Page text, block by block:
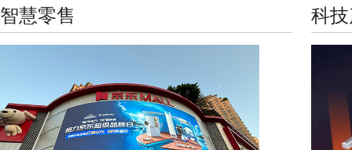
智慧零售 科